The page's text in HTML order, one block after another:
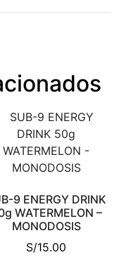
9 ENERGY DRINK
WATERMELON –
MONODOSIS
S/15.00